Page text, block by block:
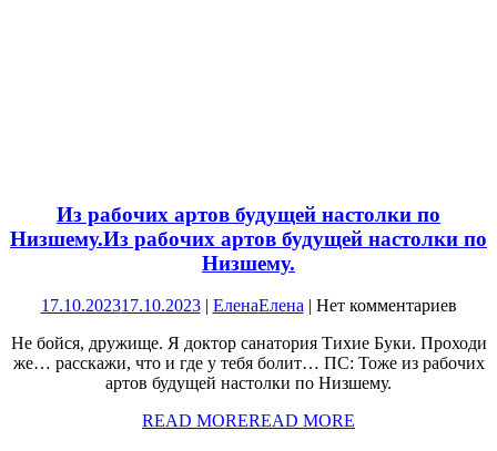
Из рабочих артов будущей настолки по
Низшему.Из рабочих артов будущей настолки по
Низшему.
17.10.202317.10.2023 | ЕленаЕлена | Нет комментариев
Не бойся, дружище. Я доктор санатория Тихие Буки. Проходи
же… расскажи, что и где у тебя болит… ПС: Тоже из рабочих
артов будущей настолки по Низшему.
READ MOREREAD MORE